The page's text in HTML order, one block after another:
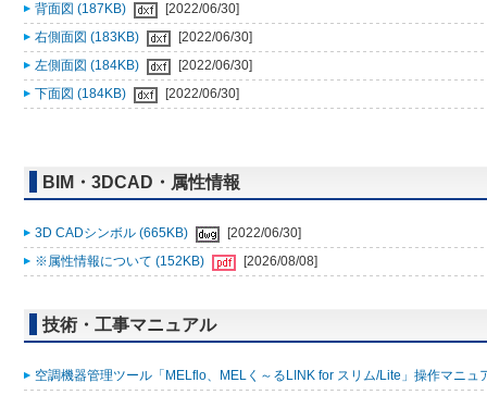
背面図 (187KB)
[2022/06/30]
右側面図 (183KB)
[2022/06/30]
左側面図 (184KB)
[2022/06/30]
下面図 (184KB)
[2022/06/30]
BIM・3DCAD・属性情報
3D CADシンボル (665KB)
[2022/06/30]
※属性情報について (152KB)
[2026/08/08]
技術・工事マニュアル
空調機器管理ツール「MELflo、MELく～るLINK for スリム/Lite」操作マニュ